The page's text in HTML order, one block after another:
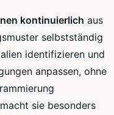
kontinuierlich aus
selbstständig
identifizieren und
anpassen, ohne
sie besonders